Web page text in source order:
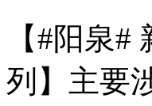
【#阳泉
列】主要